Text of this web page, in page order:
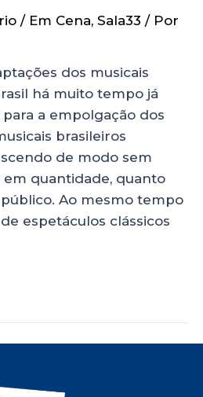
/ Em Cena, Sala33 / Por
dos musicais
há muito tempo já
para a empolgação dos
brasileiros
de modo sem
quantidade, quanto
Ao mesmo tempo
espetáculos clássicos